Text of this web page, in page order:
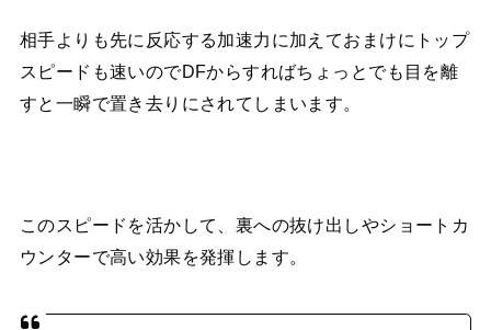
相手よりも先に反応する加速力に加えておまけにトップ
スピードも速いのでDFからすればちょっとでも目を離
すと一瞬で置き去りにされてしまいます。
このスピードを活かして、裏への抜け出しやショートカ
ウンターで高い効果を発揮します。